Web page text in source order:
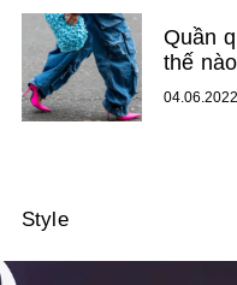
Quần
thế
Style